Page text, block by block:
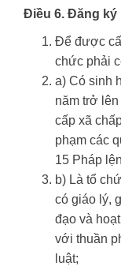
Điều 6. Đăng ký
Để được
chức phải
a) Có sinh
năm trở
cấp xã
phạm các
15 Pháp
b) Là tổ
có giáo lý,
đạo và
với thuần
luật;